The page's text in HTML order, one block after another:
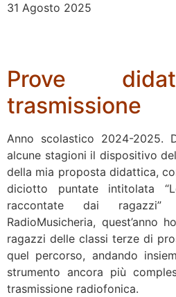
31 Agosto 2025
Prove
trasmissione
Anno scolastico 2024-2025.
alcune stagioni il dispositivo
della mia proposta didattica,
diciotto puntate intitolata
raccontate dai
RadioMusicheria, quest’anno
ragazzi delle classi terze di
quel percorso, andando
strumento ancora più
trasmissione radiofonica.